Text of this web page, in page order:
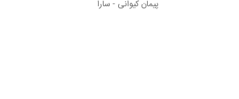
پیمان کیوانی - سارا